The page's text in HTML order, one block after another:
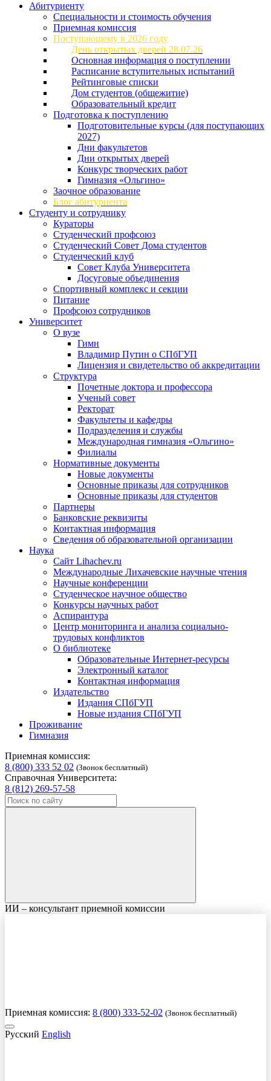
Абитуриенту
Специальности и стоимость обучения
Приемная комиссия
Поступающему в 2026 году
День открытых дверей 28.07.26
Основная информация о поступлении
Расписание вступительных испытаний
Рейтинговые списки
Дом студентов (общежитие)
Образовательный кредит
Подготовка к поступлению
Подготовительные курсы (для поступающих
2027)
Дни факультетов
Дни открытых дверей
Конкурс творческих работ
Гимназия «Ольгино»
Заочное образование
Блог абитуриента
Студенту и сотруднику
Кураторы
Студенческий профсоюз
Студенческий Совет Дома студентов
Студенческий клуб
Совет Клуба Университета
Досуговые объединения
Спортивный комплекс и секции
Питание
Профсоюз сотрудников
Университет
О вузе
Гимн
Владимир Путин о СПбГУП
Лицензия и свидетельство об аккредитации
Структура
Почетные доктора и профессора
Ученый совет
Ректорат
Факультеты и кафедры
Подразделения и службы
Международная гимназия «Ольгино»
Филиалы
Нормативные документы
Новые документы
Основные приказы для сотрудников
Основные приказы для студентов
Партнеры
Банковские реквизиты
Контактная информация
Сведения об образовательной организации
Наука
Сайт Lihachev.ru
Международные Лихачевские научные чтения
Научные конференции
Студенческое научное общество
Конкурсы научных работ
Аспирантура
Центр мониторинга и анализа социально-
трудовых конфликтов
О библиотеке
Образовательные Интернет-ресурсы
Электронный каталог
Контактная информация
Издательство
Издания СПбГУП
Новые издания СПбГУП
Проживание
Гимназия
Приемная комиссия:
8 (800) 333 52 02 (Звонок бесплатный)
Справочная Университета:
8 (812) 269-57-58
ИИ – консультант приемной комиссии
Приемная комиссия: 8 (800) 333-52-02 (Звонок бесплатный)
Русский English